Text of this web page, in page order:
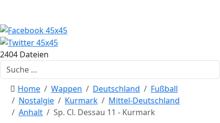
2404 Dateien
Suchen
Home Wappen Deutschland
Fußball
Nostalgie
Kurmark
Mittel-Deutschland
Anhalt
Sp. Cl. Dessau 11 - Kurmark